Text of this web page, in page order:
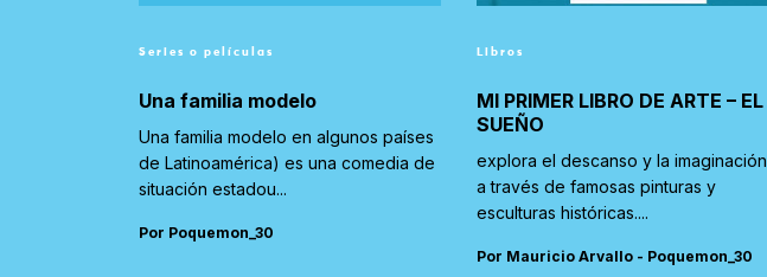
Series o películas
Una familia modelo
Una familia modelo en algunos países
de Latinoamérica) es una comedia de
situación estadou...
Por Poquemon_30
Libros
MI PRIMER LIBRO DE ARTE – EL
SUEÑO
explora el descanso y la imaginación
a través de famosas pinturas y
esculturas históricas....
Por Mauricio Arvallo - Poquemon_30